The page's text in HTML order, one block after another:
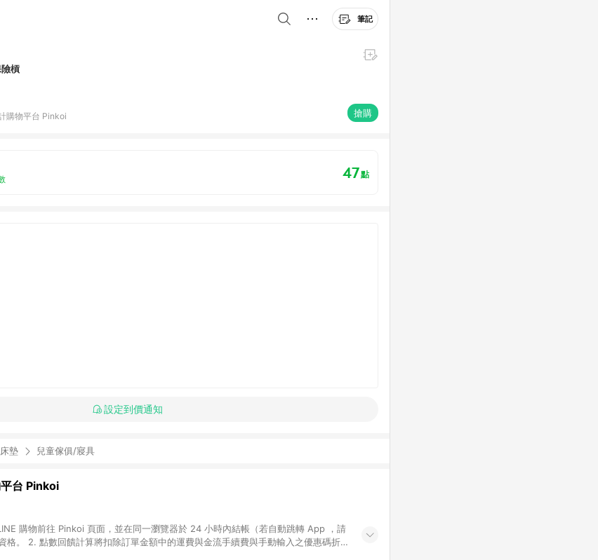
筆記
槓
購物平台 Pinkoi 搶購
47點
設定到價通知
墊 兒童傢俱/寢具
台 Pinkoi
購物前往 Pinkoi 頁面，並在同一瀏覽器於 24 小時內結帳（若自動跳轉 App ，請
格。 2. 點數回饋計算將扣除訂單金額中的運費與金流手續費與手動輸入之優惠碼折